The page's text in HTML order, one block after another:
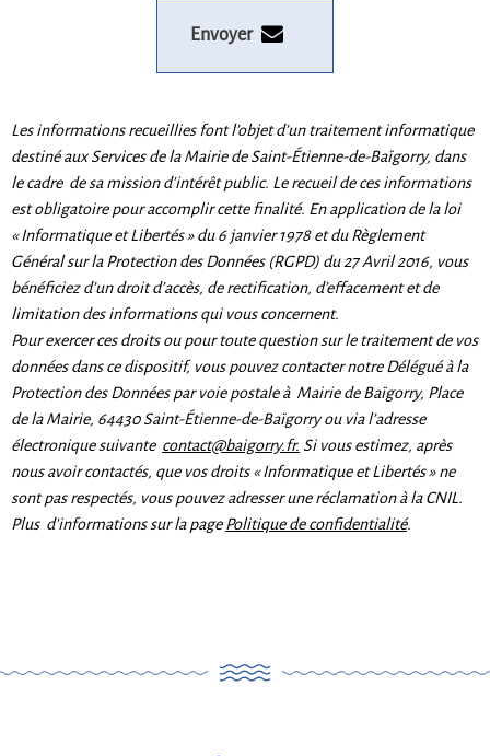
Envoyer
Les informations recueillies font l’objet d’un traitement informatique
destiné aux Services de la Mairie de Saint-Étienne-de-Baïgorry, dans
le cadre de sa mission d'intérêt public. Le recueil de ces informations
est obligatoire pour accomplir cette finalité. En application de la loi
« Informatique et Libertés » du 6 janvier 1978 et du Règlement
Général sur la Protection des Données (RGPD) du 27 Avril 2016, vous
bénéficiez d’un droit d’accès, de rectification, d’effacement et de
limitation des informations qui vous concernent.
Pour exercer ces droits ou pour toute question sur le traitement de vos
données dans ce dispositif, vous pouvez contacter notre Délégué à la
Protection des Données par voie postale à Mairie de Baïgorry, Place
de la Mairie, 64430 Saint-Étienne-de-Baïgorry ou via l’adresse
électronique suivante contact@baigorry.fr. Si vous estimez, après
nous avoir contactés, que vos droits « Informatique et Libertés » ne
sont pas respectés, vous pouvez adresser une réclamation à la CNIL.
Plus d'informations sur la pagePolitique de confidentialité.